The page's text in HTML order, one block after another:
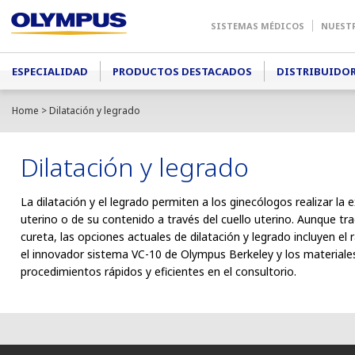
SISTEMAS MÉDICOS
Main menu
ESPECIALIDAD PRODUCTOS DESTACADOS
Home > Dilatación y legrado
Dilatación y legrado
La dilatación y el legrado permiten a los ginecólogos realizar
uterino o de su contenido a través del cuello uterino. Aunque
cureta, las opciones actuales de dilatación y legrado incluyen
el innovador sistema VC-10 de Olympus Berkeley y los
procedimientos rápidos y eficientes en el consultorio.